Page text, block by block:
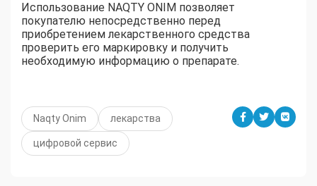
Использование NAQTY ONIM позволяет
покупателю непосредственно перед
приобретением лекарственного средства
проверить его маркировку и получить
необходимую информацию о препарате.
Naqty Onim лекарства
цифровой сервис